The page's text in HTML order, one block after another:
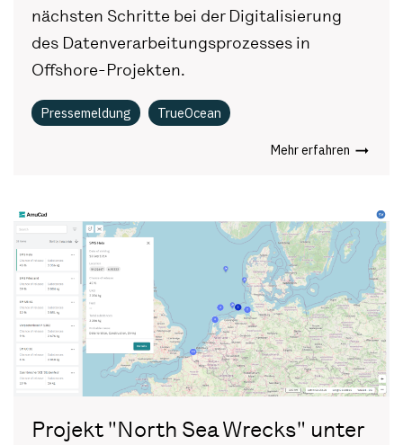
nächsten Schritte bei der Digitalisierung
des Datenverarbeitungsprozesses in
Offshore-Projekten.
Pressemeldung TrueOcean
Mehr erfahren
Projekt "North Sea Wrecks" unter